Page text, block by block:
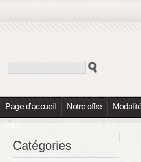
Page d’accueil Notre offre
Info
Catégories